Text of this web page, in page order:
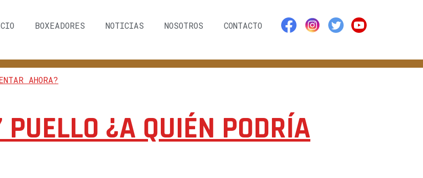
BOXEADORES NOTICIAS NOSOTROS CONTACTO
PUELLO ¿A QUIÉN PODRÍA